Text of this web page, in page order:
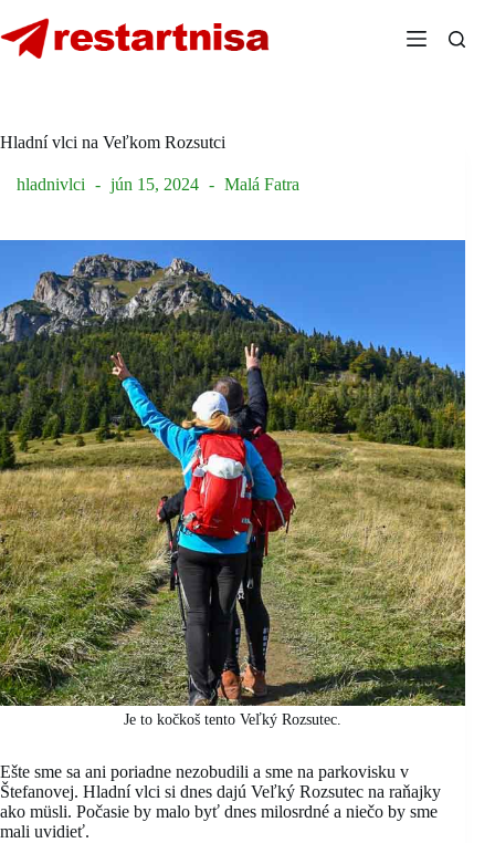
to
content
Hladní vlci na Veľkom Rozsutci
hladnivlci jún 15, 2024 Malá Fatra
Je to kočkoš tento Veľký Rozsutec.
Ešte sme sa ani poriadne nezobudili a sme na parkovisku v
Štefanovej. Hladní vlci si dnes dajú Veľký Rozsutec na raňajky
ako müsli. Počasie by malo byť dnes milosrdné a niečo by sme
mali uvidieť.